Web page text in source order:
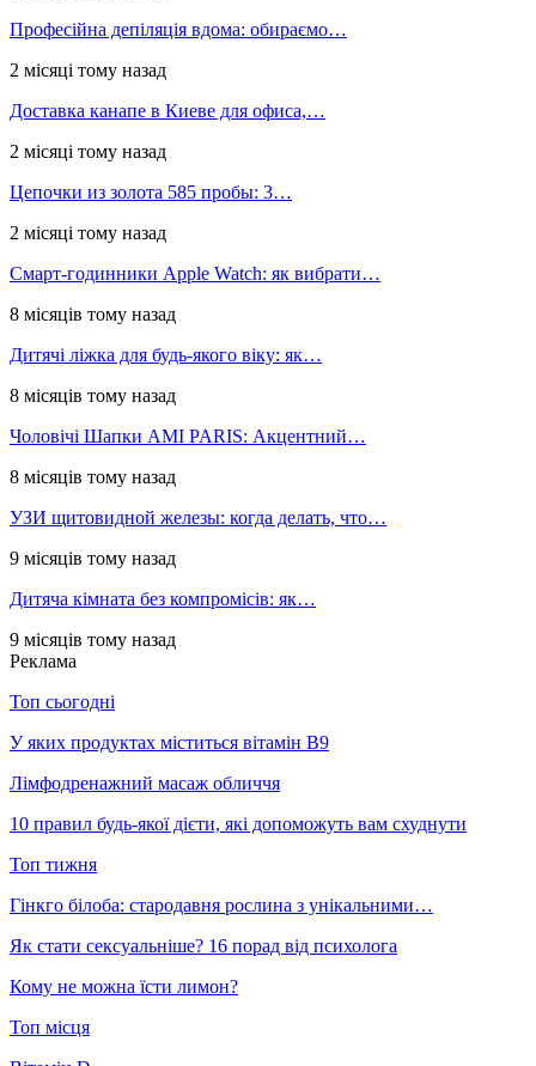
Професійна депіляція вдома: обираємо…
2 місяці тому назад
Доставка канапе в Киеве для офиса,…
2 місяці тому назад
Цепочки из золота 585 пробы: 3…
2 місяці тому назад
Смарт-годинники Apple Watch: як вибрати…
8 місяців тому назад
Дитячі ліжка для будь-якого віку: як…
8 місяців тому назад
Чоловічі Шапки AMI PARIS: Акцентний…
8 місяців тому назад
УЗИ щитовидной железы: когда делать, что…
9 місяців тому назад
Дитяча кімната без компромісів: як…
9 місяців тому назад
Реклама
Топ сьогодні
У яких продуктах міститься вітамін В9
Лімфодренажний масаж обличчя
10 правил будь-якої дієти, які допоможуть вам схуднути
Топ тижня
Гінкго білоба: стародавня рослина з унікальними…
Як стати сексуальніше? 16 порад від психолога
Кому не можна їсти лимон?
Топ місця